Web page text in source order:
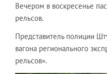
Вечером в воскресенье
рельсов.
Представитель полиции
вагона регионального
рельсов».